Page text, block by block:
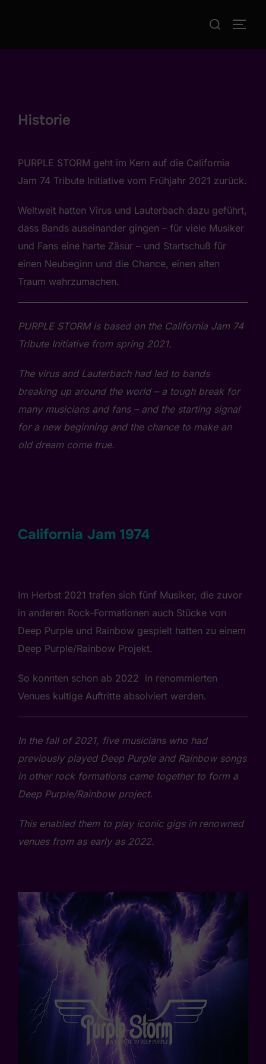
Suchen
Historie
PURPLE STORM geht im Kern auf die California
Jam 74 Tribute Initiative vom Frühjahr 2021 zurück.
Weltweit hatten Virus und Lauterbach dazu geführt,
dass Bands auseinander gingen – für viele Musiker
und Fans eine harte Zäsur – und Startschuß für
einen Neubeginn und die Chance, einen alten
Traum wahrzumachen.
PURPLE STORM is based on the California Jam 74
Tribute Initiative from spring 2021.
The virus and Lauterbach had led to bands
breaking up around the world – a tough break for
many musicians and fans – and the starting signal
for a new beginning and the chance to make an
old dream come true.
California Jam 1974
Im Herbst 2021 trafen sich fünf Musiker, die zuvor
in anderen Rock-Formationen auch Stücke von
Deep Purple und Rainbow gespielt hatten zu einem
Deep Purple/Rainbow Projekt.
So konnten schon ab 2022 in renommierten
Venues kultige Auftritte absolviert werden.
In the fall of 2021, five musicians who had
previously played Deep Purple and Rainbow songs
in other rock formations came together to form a
Deep Purple/Rainbow project.
This enabled them to play iconic gigs in renowned
venues from as early as 2022.